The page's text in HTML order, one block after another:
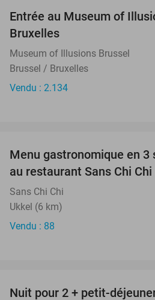
Entrée au Museum of
Bruxelles
Museum of Illusions Brussel
Brussel / Bruxelles
Vendu : 2.134
Menu gastronomique en 3
au restaurant Sans Chi Chi
Sans Chi Chi
Ukkel (6 km)
Vendu : 88
Nuit pour 2 + petit-